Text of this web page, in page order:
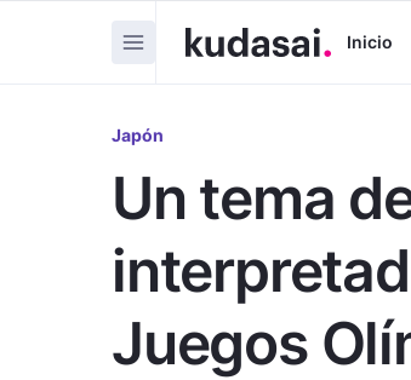
Inicio
Japón
Un tema
Juegos